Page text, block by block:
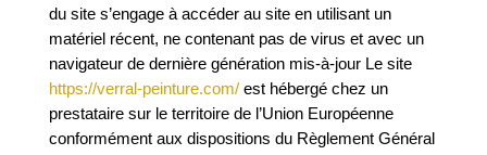
du site s’engage à accéder au site en utilisant un
matériel récent, ne contenant pas de virus et avec un
navigateur de dernière génération mis-à-jour Le site
https://verral-peinture.com/est hébergé chez un
prestataire sur le territoire de l’Union Européenne
conformément aux dispositions du Règlement Général